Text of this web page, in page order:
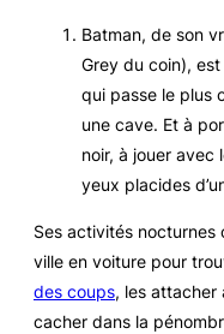
Batman, de son
Grey du coin),
qui passe le plus
une cave. Et à
noir, à jouer avec
yeux placides
Ses activités nocturnes
ville en voiture pour
des coups, les attacher
cacher dans la